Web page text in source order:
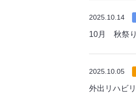
2025.10.14
10月 秋祭り
2025.10.05
外出リハビリ